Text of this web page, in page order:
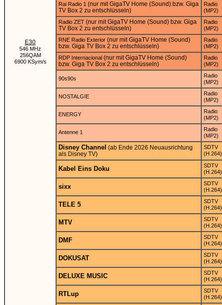
E30
546 MHz
256QAM
6900 KSym/s
Rai Radio 1 (nur mit GigaTV Home (Sound) bzw. Giga
TV Box 2 zu entschlüsseln)
Radio
(MP2)
Radio ZET (nur mit GigaTV Home (Sound) bzw. Giga
TV Box 2 zu entschlüsseln)
Radio
(MP2)
RNE Radio Exterior (nur mit GigaTV Home (Sound)
bzw. Giga TV Box 2 zu entschlüsseln)
Radio
(MP2)
RDP Internacional (nur mit GigaTV Home (Sound)
bzw. Giga TV Box 2 zu entschlüsseln)
Radio
(MP2)
90s90s
Radio
(MP2)
NOSTALGIE
Radio
(MP2)
ENERGY
Radio
(MP2)
Antenne 1
Radio
(MP2)
Disney Channel (ab Ende 2026 Neuausrichtung
als Disney TV)
SDTV
(H.264)
Kabel Eins Doku
SDTV
(H.264)
sixx
SDTV
(H.264)
TELE 5
SDTV
(H.264)
MTV
SDTV
(H.264)
DMF
SDTV
(H.264)
DOKUSAT
SDTV
(H.264)
DELUXE MUSIC
SDTV
(H.264)
RTLup
SDTV
(H.264)